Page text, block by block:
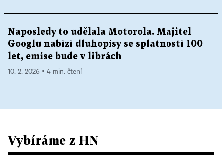
Naposledy to udělala Motorola. Majitel
Googlu nabízí dluhopisy se splatností 100
let, emise bude v librách
10. 2. 2026 ▪ 4 min. čtení
Vybíráme z HN